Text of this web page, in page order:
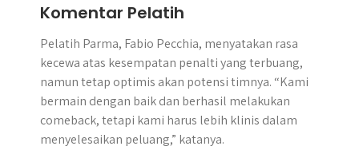
Komentar Pelatih
Pelatih Parma, Fabio Pecchia, menyatakan rasa
kecewa atas kesempatan penalti yang terbuang,
namun tetap optimis akan potensi timnya. “Kami
bermain dengan baik dan berhasil melakukan
comeback, tetapi kami harus lebih klinis dalam
menyelesaikan peluang,” katanya.